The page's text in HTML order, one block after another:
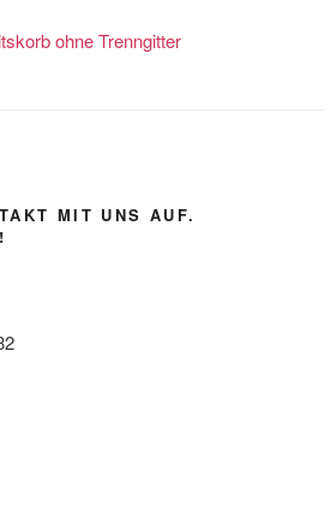
ohne Trenngitter
MIT UNS AUF.